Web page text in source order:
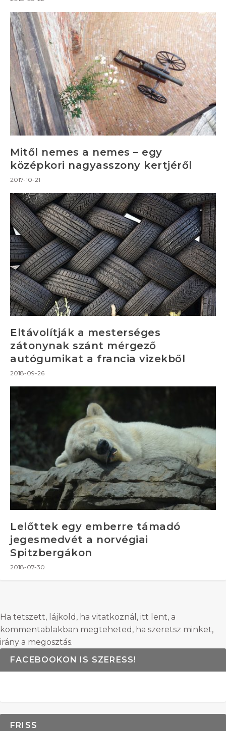
Mitől nemes a nemes – egy
középkori nagyasszony kertjéről
2017-10-21
Eltávolítják a mesterséges
zátonynak szánt mérgező
autógumikat a francia vizekből
2018-09-26
Lelőttek egy emberre támadó
jegesmedvét a norvégiai
Spitzbergákon
2018-07-30
Ha tetszett, lájkold, ha vitatkoznál, itt lent, a
kommentablakban megteheted, ha szeretsz minket,
irány a megosztás.
FACEBOOKON IS SZERESS!
FRISS